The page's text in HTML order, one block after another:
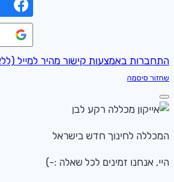
התחברות באמצעות קישור מהיר למייל
שחזור סיסמה
המכללה לחינוך חדש בישראל
היי, אנחנו זמינים לכל שאלה :-)